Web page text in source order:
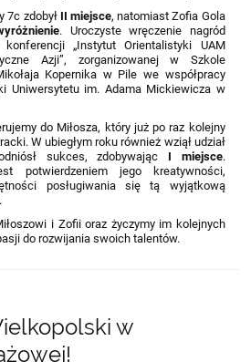
7c zdobył II miejsce, natomiast Zofia Gola
. Uroczyste wręczenie nagród
„Instytut Orientalistyki UAM
Azji”, zorganizowanej w Szkole
Kopernika w Pile we współpracy
Uniwersytetu im. Adama Mickiewicza w
do Miłosza, który już po raz kolejny
W ubiegłym roku również wziął udział
sukces, zdobywając I miejsce.
potwierdzeniem jego kreatywności,
posługiwania się tą wyjątkową
i Zofii oraz życzymy im kolejnych
do rozwijania swoich talentów.
w